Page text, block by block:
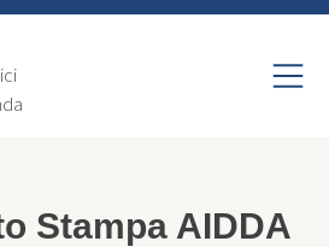
Stampa AIDDA